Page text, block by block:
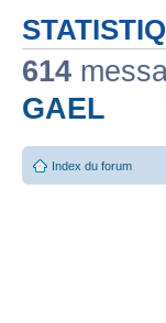
614
GAEL
Index du forum